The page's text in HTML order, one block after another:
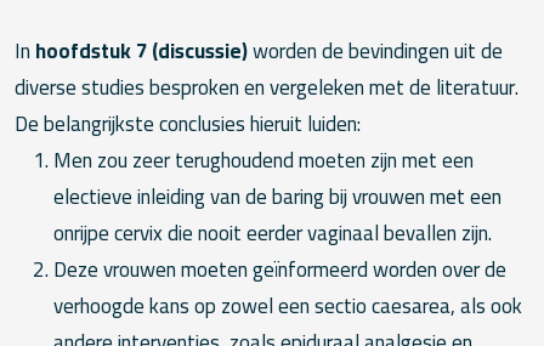
Inhoofdstuk 7 (discussie)worden de bevindingen uit de
diverse studies besproken en vergeleken met de literatuur.
De belangrijkste conclusies hieruit luiden:
Men zou zeer terughoudend moeten zijn met een
electieve inleiding van de baring bij vrouwen met een
onrijpe cervix die nooit eerder vaginaal bevallen zijn.
Deze vrouwen moeten geïnformeerd worden over de
verhoogde kans op zowel een sectio caesarea, als ook